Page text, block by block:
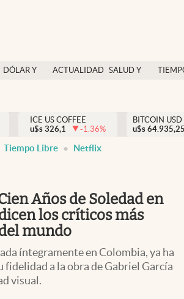
DÓLAR Y
ACTUALIDAD SALUD Y
México
ICE US COFFEE
u$s 326,1 -1.36%
BITCOIN USD
u$s
Tiempo Libre Netflix
Años de Soledad en
los críticos más
mundo
íntegramente en Colombia, ya ha
fidelidad a la obra de Gabriel García
visual.